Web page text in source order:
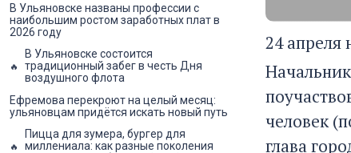
24 апреля
человек
глава
В Ульяновске названы профессии с
наибольшим ростом заработных плат в
2026 году
В Ульяновске состоится
традиционный забег в честь Дня
воздушного флота
Ефремова перекроют на целый месяц:
ульяновцам придётся искать новый путь
Пицца для зумера, бургер для
миллениала: как разные поколения